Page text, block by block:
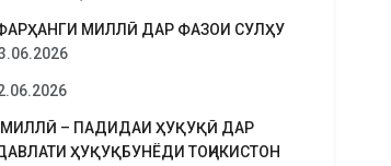
МИЛЛӢ ДАР ФАЗОИ СУЛҲУ
МИЛЛӢ – ПАДИДАИ ҲУҚУҚӢ ДАР
ҲУҚУҚБУНЁДИ ТОҶИКИСТОН